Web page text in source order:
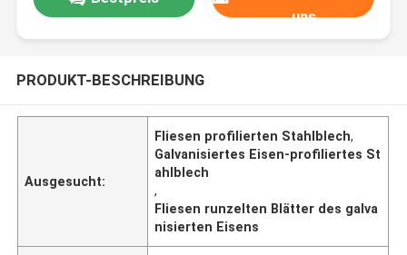
uns
PRODUKT-BESCHREIBUNG
Ausgesucht:
Fliesen profilierten Stahlblech,
Galvanisiertes Eisen-profiliertes St
ahlblech
,
Fliesen runzelten Blätter des galva
nisierten Eisens